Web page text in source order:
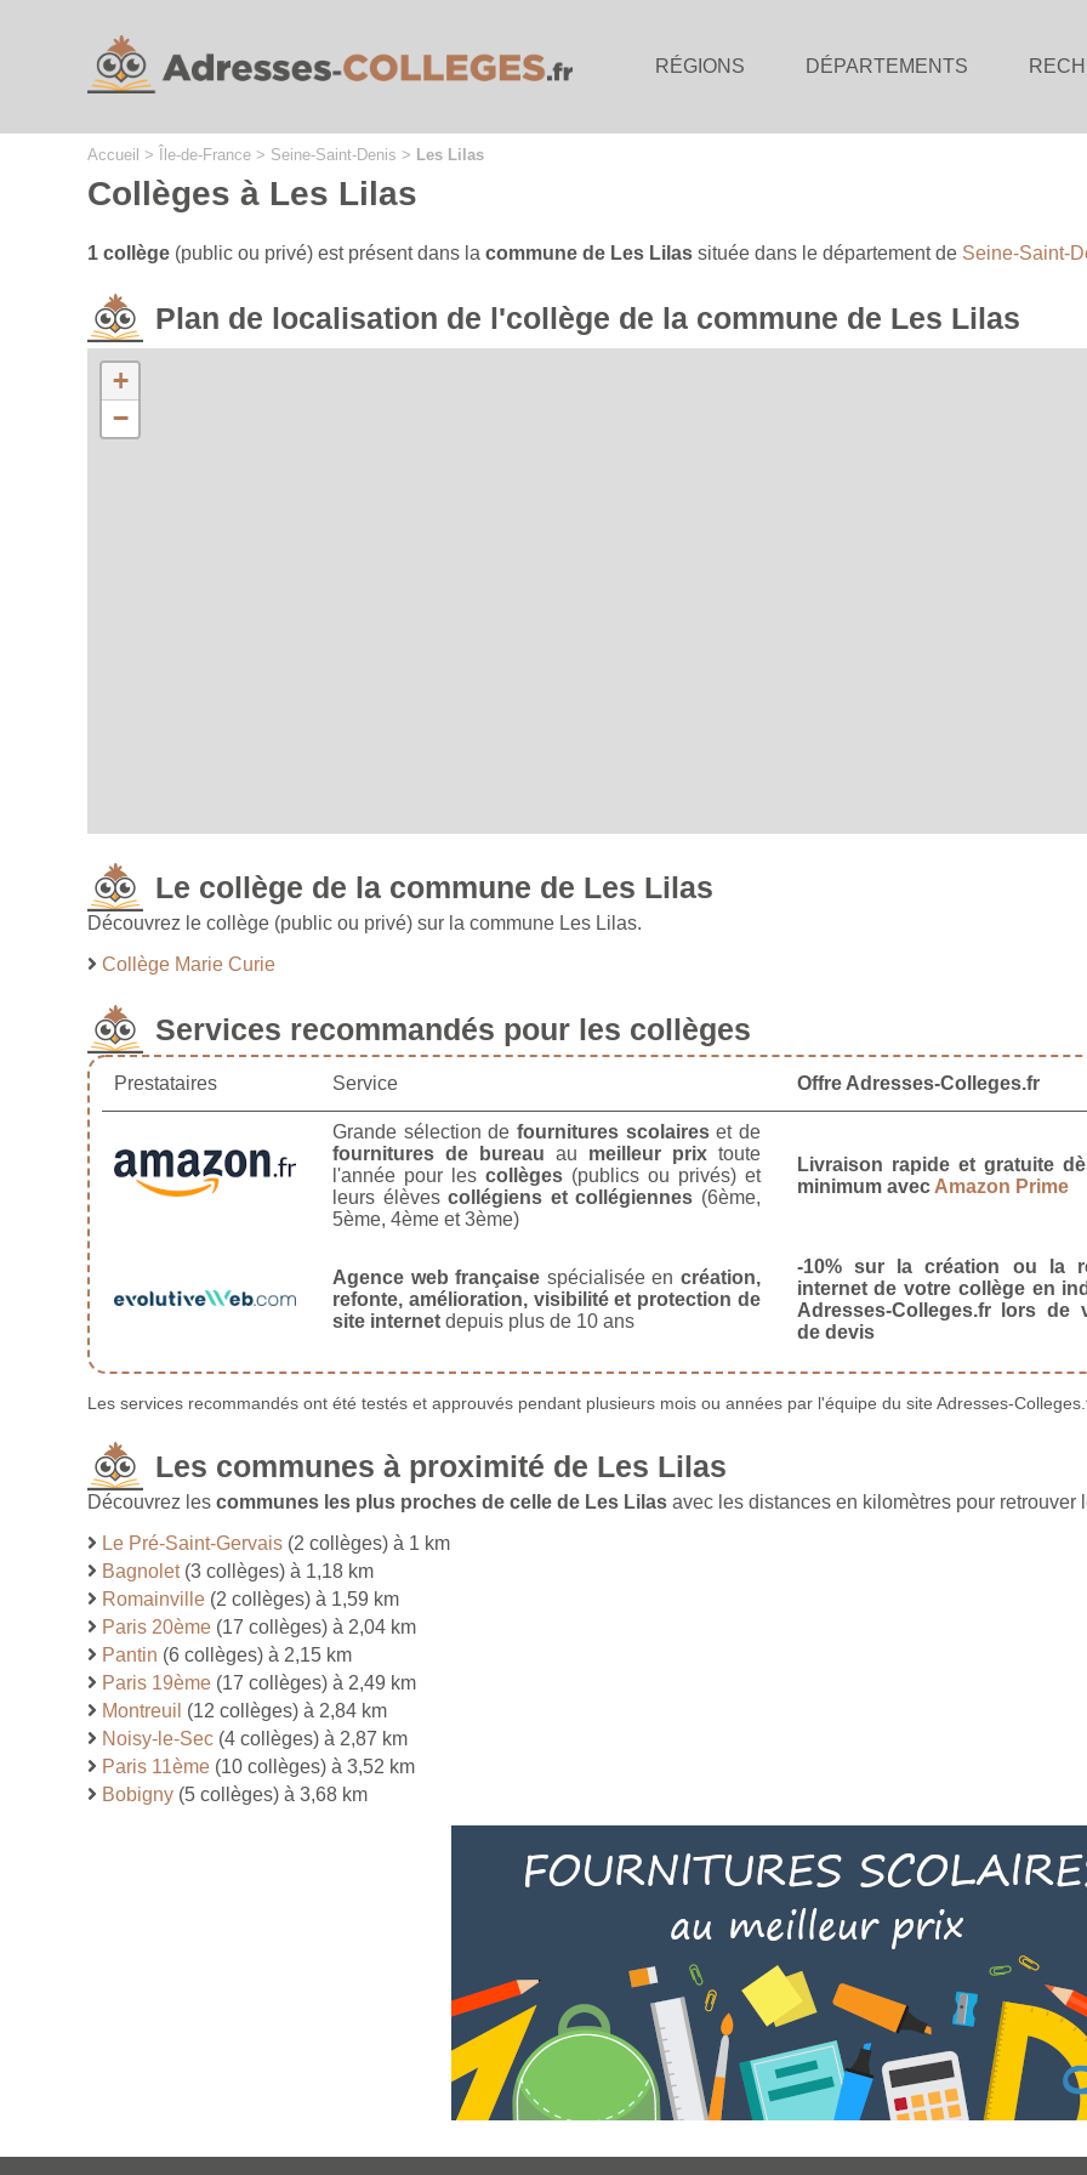
RÉGIONS DÉPARTEMENTS
Accueil > Île-de-France > Seine-Saint-Denis > Les Lilas
Collèges à Les Lilas
1 collège (public ou privé) est présent dans la commune de Les Lilas située dans le département de Seine-Saint-
Plan de localisation de l'collège de la commune de Les Lilas
+
−
Le collège de la commune de Les Lilas
Découvrez le collège (public ou privé) sur la commune Les Lilas.
Collège Marie Curie
Services recommandés pour les collèges
Prestataires Service Offre Adresses-Colleges.fr
Grande sélection de fournitures scolaireset de
fournitures de bureau au meilleur prixtoute
l'année pour les collèges(publics ou privés) et
leurs élèvescollégiens et collégiennes (6ème,
5ème, 4ème et 3ème)
Livraison rapide et gratuite
minimum avec Amazon Prime
Agence web française spécialisée en création,
refonte, amélioration, visibilité et protection de
site internet depuis plus de 10 ans
-10% sur la création ou la
internet de votre collège en
Adresses-Colleges.fr lors de
de devis
Les services recommandés ont été testés et approuvés pendant plusieurs mois ou années par l'équipe du site Adresses-
Les communes à proximité de Les Lilas
Découvrez les communes les plus proches de celle de Les Lilas avec les distances en kilomètres pour retrouver
Le Pré-Saint-Gervais (2 collèges) à 1 km
Bagnolet(3 collèges) à 1,18 km
Romainville (2 collèges) à 1,59 km
Paris 20ème (17 collèges) à 2,04 km
Pantin (6 collèges) à 2,15 km
Paris 19ème (17 collèges) à 2,49 km
Montreuil (12 collèges) à 2,84 km
Noisy-le-Sec (4 collèges) à 2,87 km
Paris 11ème (10 collèges) à 3,52 km
Bobigny (5 collèges) à 3,68 km